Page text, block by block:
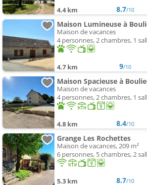
4.4 km 8.7/10
Maison Lumineuse à
Maison de vacances
4 personnes, 2 chambres, 1
4.7 km 9/10
Maison Spacieuse à
Maison de vacances
4 personnes, 2 chambres, 1
4.8 km 8.4/10
Grange Les Rochettes
Maison de vacances, 209 m²
6 personnes, 5 chambres, 2
5.3 km 8.7/10